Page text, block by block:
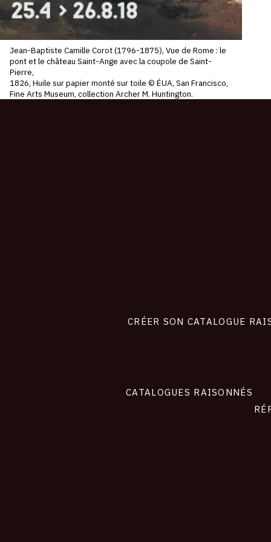
Jean-Baptiste Camille Corot (1796-1875), Vue de Rome : le
pont et le château Saint-Ange avec la coupole de Saint-
Pierre,
1826, Huile sur papier monté sur toile © ÉUA, San Francisco,
Fine Arts Museum, collection Archer M. Huntington.
CRÉER SON CATALOGUE
CATALOGUES RAISONNÉS